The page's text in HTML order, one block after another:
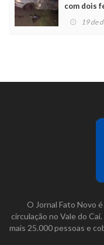
com dois
19 de
O Jornal Fato Novo
circulação no Vale do
mais 25.000 pessoas e